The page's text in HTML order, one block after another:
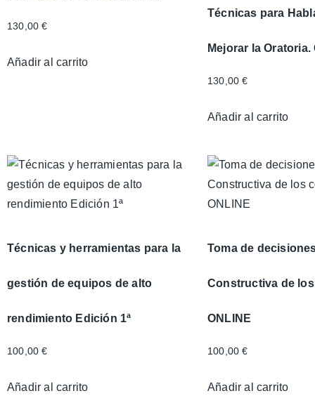
130,00€
Añadir al carrito
Técnicas para
Mejorar la Oratoria.
130,00€
Añadir al carrito
Técnicas y herramientas para la
gestión de equipos de alto
rendimiento Edición 1ª
100,00€
Añadir al carrito
Toma de
Constructiva de
ONLINE
100,00€
Añadir al carrito